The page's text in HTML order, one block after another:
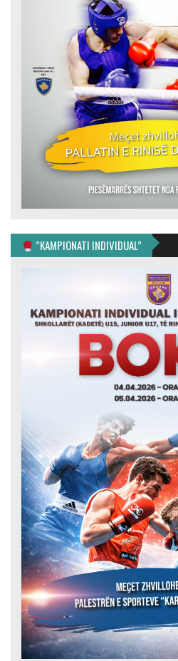
”KAMPIONATI INDIVIDUAL”